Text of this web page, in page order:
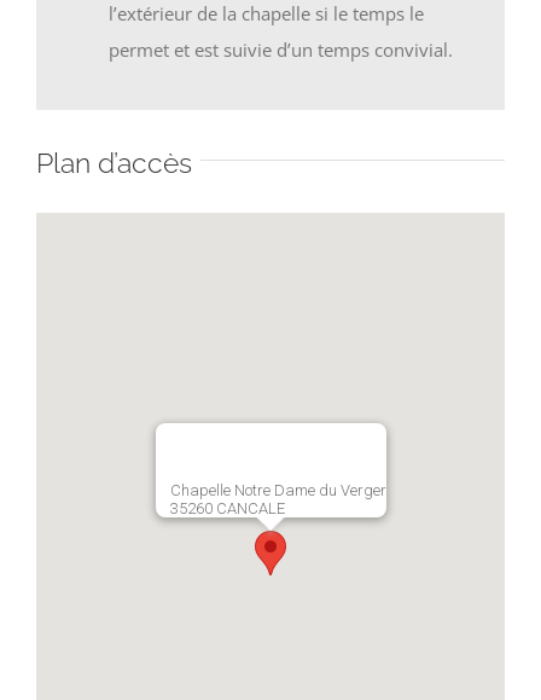
l’extérieur de la chapelle si le temps le
permet et est suivie d’un temps convivial.
Plan d’accès
Chapelle Notre Dame du Verger
35260 CANCALE